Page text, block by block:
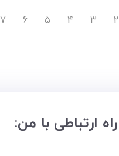
2
3
4
5
6
7
راه ارتباطی با من: